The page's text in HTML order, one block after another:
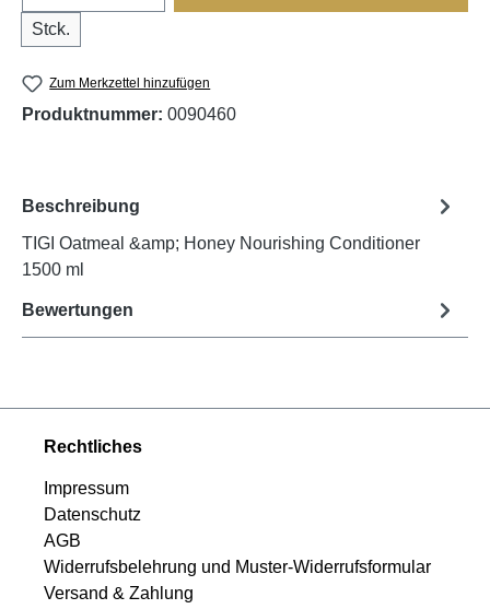
Stck.
Zum Merkzettel hinzufügen
Produktnummer: 0090460
Beschreibung
TIGI Oatmeal &amp; Honey Nourishing Conditioner
1500 ml
Bewertungen
Rechtliches
Impressum
Datenschutz
AGB
Widerrufsbelehrung und Muster-Widerrufsformular
Versand & Zahlung